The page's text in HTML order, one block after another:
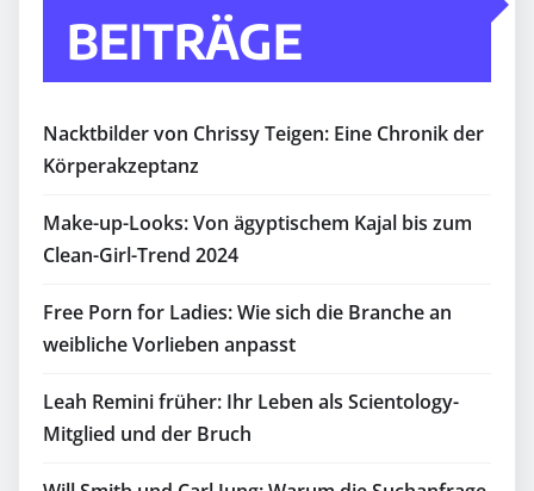
BEITRÄGE
Nacktbilder von Chrissy Teigen: Eine Chronik der
Körperakzeptanz
Make-up-Looks: Von ägyptischem Kajal bis zum
Clean-Girl-Trend 2024
Free Porn for Ladies: Wie sich die Branche an
weibliche Vorlieben anpasst
Leah Remini früher: Ihr Leben als Scientology-
Mitglied und der Bruch